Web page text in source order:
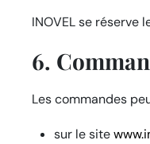
INOVEL se réserve
6.
Les commandes
sur le site